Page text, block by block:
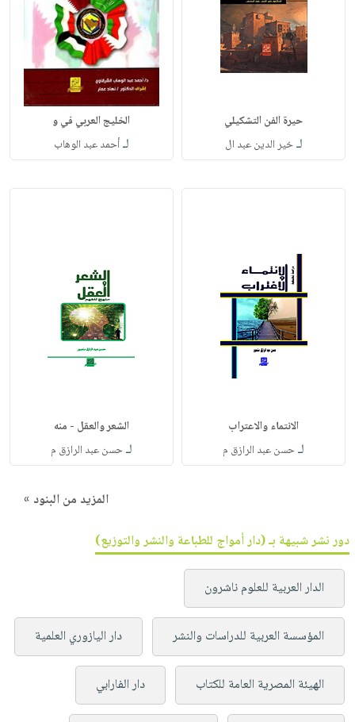
حيرة الفن التشكيلي
لـخير الدين عبد ال
الخليج العربي في و
لـأحمد عبد الوهاب
الانتماء والاعتراب
لـحسن عبد الرازق م
الشعر والعقل - منه
لـحسن عبد الرازق م
المزيد من البنود »
دور نشر شبيهة بـ (دار أمواج للطباعة والنشر والتوزيع)
الدار العربية للعلوم ناشرون
المؤسسة العربية للدراسات والنشر دار اليازوري العلمية
الهيئة المصرية العامة للكتاب دار الفارابي